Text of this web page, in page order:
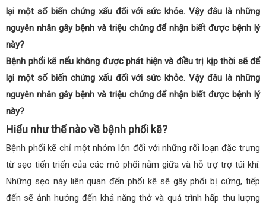
lại một số biến chứng xấu đối với sức khỏe. Vậy đâu là những
nguyên nhân gây bệnh và triệu chứng để nhận biết được bệnh lý
này?
Bệnh phổi kẽ nếu không được phát hiện và điều trị kịp thời sẽ để
lại một số biến chứng xấu đối với sức khỏe. Vậy đâu là những
nguyên nhân gây bệnh và triệu chứng để nhận biết được bệnh lý
này?
Hiểu như thế nào về bệnh phổi kẽ?
Bệnh phổi kẽ chỉ một nhóm lớn đối với những rối loạn đặc trưng
từ sẹo tiến triển của các mô phổi nằm giữa và hỗ trợ trợ túi khí.
Những sẹo này liên quan đến phổi kẽ sẽ gây phổi bị cứng, tiếp
đến sẽ ảnh hưởng đến khả năng thở và quá trình hấp thu lượng